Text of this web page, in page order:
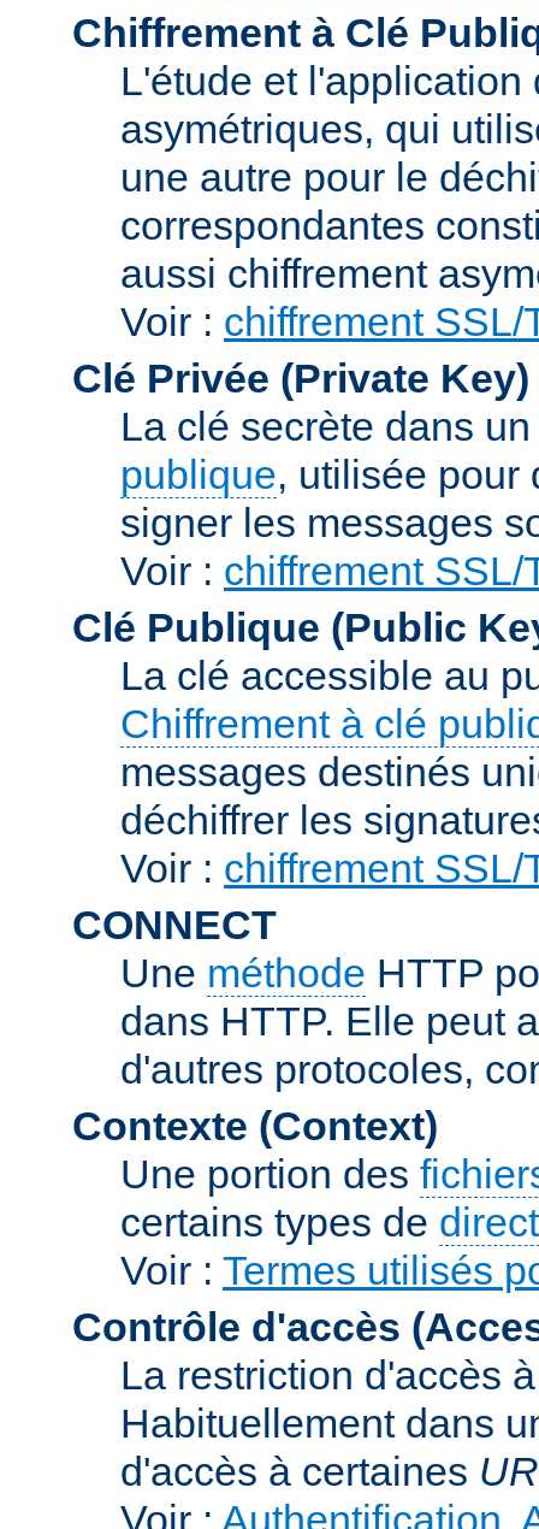
Chiffrement à Clé
L'étude et
asymétriques, qui
une autre pour le
correspondantes
aussi chiffrement
Voir : chiffrement SSL/
Clé Privée (Private Key)
La clé secrète dans
publique, utilisée pour
signer les messages
Voir : chiffrement SSL/
Clé Publique (Public
La clé accessible au
Chiffrement à clé
messages destinés
déchiffrer les
Voir : chiffrement SSL/
CONNECT
Une méthode HTTP
dans HTTP. Elle peut
d'autres protocoles,
Contexte (Context)
Une portion des
certains types de
Voir : Termes utilisés
Contrôle d'accès
La restriction d'accès
Habituellement dans
d'accès à certaines
Voir : Authentification,